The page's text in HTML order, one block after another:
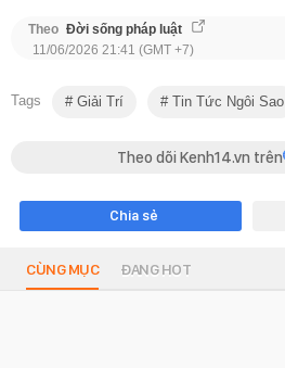
Theo Đời sống pháp luật
11/06/2026 21:41 (GMT +7)
Tags Giải Trí Tin Tức Ngôi Sao
Theo dõi Kenh14.vn trên
Chia sẻ
CÙNG MỤC ĐANG HOT